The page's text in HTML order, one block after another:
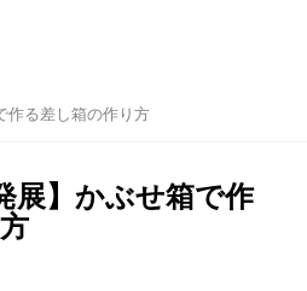
作る差し箱の作り方
展】かぶせ箱で作